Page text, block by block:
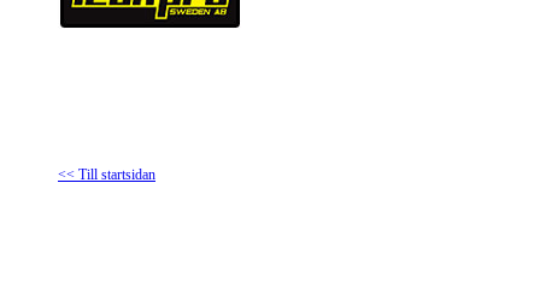
<< Till startsidan